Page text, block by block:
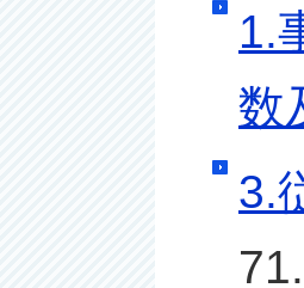
1.
数
3.